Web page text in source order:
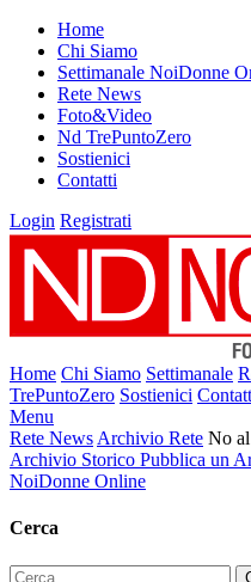
Home
Chi Siamo
Settimanale NoiDonne
Rete News
Foto&Video
Nd TrePuntoZero
Sostienici
Contatti
Login Registrati
Home Chi Siamo Settimanale
TrePuntoZero Sostienici
Menu
Rete News Archivio Rete No
Archivio Storico Pubblica un
NoiDonne Online
Cerca